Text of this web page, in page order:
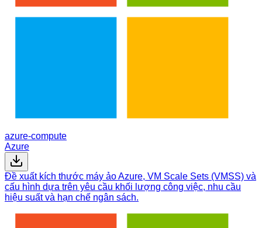
azure-compute
Azure
Đề xuất kích thước máy ảo Azure, VM Scale Sets (VMSS) và
cấu hình dựa trên yêu cầu khối lượng công việc, nhu cầu
hiệu suất và hạn chế ngân sách.